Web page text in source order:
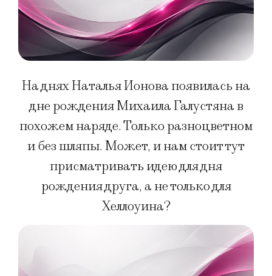
На днях Наталья Ионова появилась на
дне рождения Михаила Галустяна в
похожем наряде. Только разноцветном
и без шляпы. Может, и нам стоит тут
присматривать идею для дня
рождения друга, а не только для
Хеллоуина?